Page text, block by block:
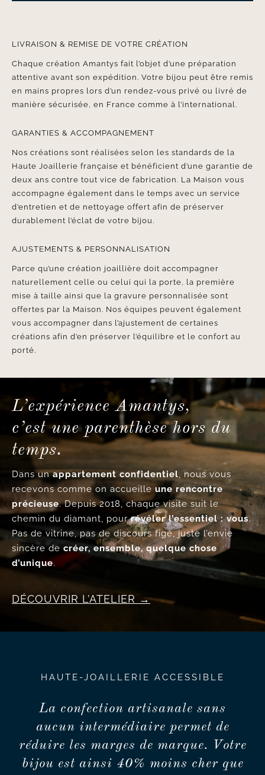
LIVRAISON & REMISE DE VOTRE CRÉATION
Chaque création Amantys fait l’objet d’une préparation
attentive avant son expédition. Votre bijou peut être remis
en mains propres lors d’un rendez-vous privé ou livré de
manière sécurisée, en France comme à l’international.
GARANTIES & ACCOMPAGNEMENT
Nos créations sont réalisées selon les standards de la
Haute Joaillerie française et bénéficient d’une garantie de
deux ans contre tout vice de fabrication. La Maison vous
accompagne également dans le temps avec un service
d’entretien et de nettoyage offert afin de préserver
durablement l’éclat de votre bijou.
AJUSTEMENTS & PERSONNALISATION
Parce qu’une création joaillière doit accompagner
naturellement celle ou celui qui la porte, la première
mise à taille ainsi que la gravure personnalisée sont
offertes par la Maison. Nos équipes peuvent également
vous accompagner dans l’ajustement de certaines
créations afin d’en préserver l’équilibre et le confort au
porté.
L’expérience Amantys,
c’est une parenthèse hors du
temps.
Dans unappartement confidentiel, nous vous
recevons comme on accueille une rencontre
précieuse. Depuis 2018, chaque visite suit le
chemin du diamant, pourrévéler l’essentiel : vous.
Pas de vitrine, pas de discours figé, juste l’envie
sincère de créer, ensemble, quelque chose
d’unique.
DÉCOUVRIR L’ATELIER
HAUTE-JOAILLERIE ACCESSIBLE
La confection artisanale sans
aucun intermédiaire permet de
réduire les marges de marque. Votre
bijou est ainsi 40% moins cher que